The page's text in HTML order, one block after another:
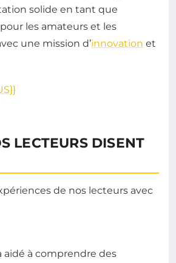
solide en tant que
les amateurs et les
une mission d’innovation et
LECTEURS DISENT
de nos lecteurs avec
aidé à comprendre des